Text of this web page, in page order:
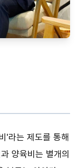
'라는 제도를 통해
양육비는 별개의